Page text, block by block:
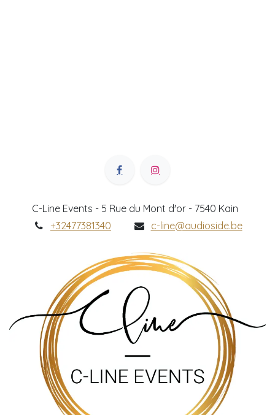
C-Line Events - 5 Rue du Mont d'or - 7540 Kain
+32477381340
c-line@audioside.be